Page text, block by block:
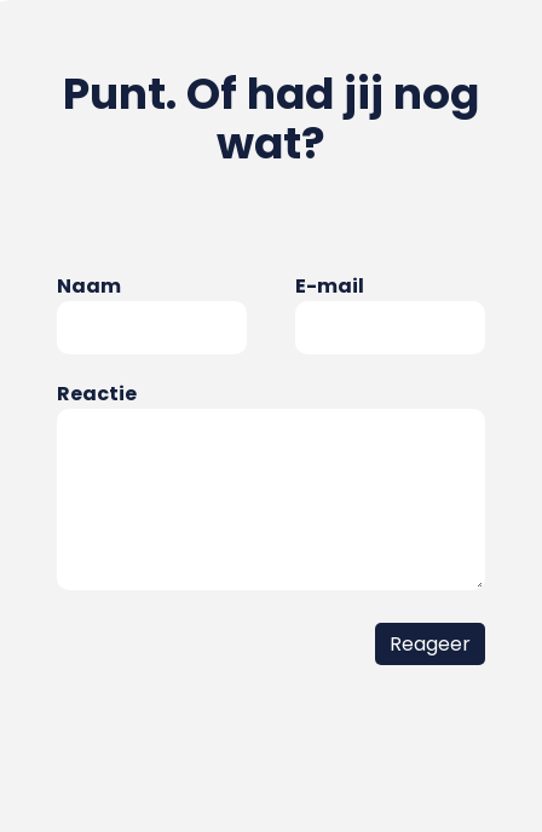
Punt. Of had jij nog
wat?
Naam E-mail
Reactie